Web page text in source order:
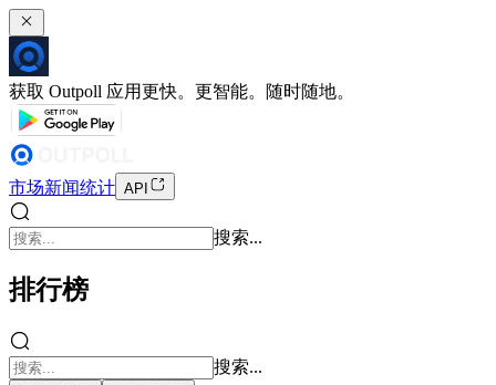
获取 Outpoll 应用更快。更智能。随时随地。
市场新闻统计 API
搜索...
排行榜
搜索...